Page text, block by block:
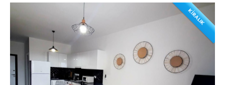
KİRALIK